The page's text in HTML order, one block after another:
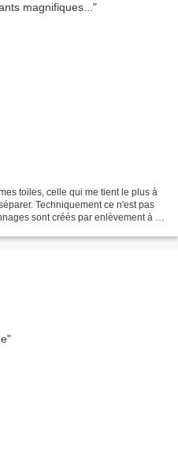
toiles, celle qui me tient le plus à
Techniquement ce n'est pas
sont créés par enlèvement à la